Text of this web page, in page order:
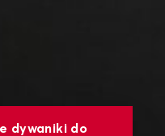
dywaniki do